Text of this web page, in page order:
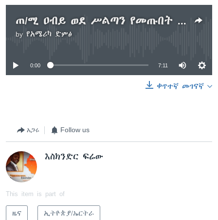
ጠ/ሚ ዐብይ ወደ ሥልጣን የመጡበት 1ኛ ዓመት
by የአሜሪካ ድምፅ
No media source currently available
0:00 7:11
ቀጥተኛ መገናኛ
አጋሩ Follow us
እስክንድር ፍሬው
This item is part of
ዜና ኢትዮጵያ/ኤርትራ